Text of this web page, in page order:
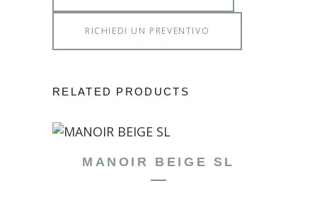
RICHIEDI UN PREVENTIVO
RELATED PRODUCTS
MANOIR BEIGE SL